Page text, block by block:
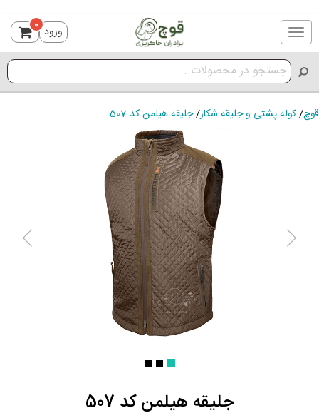
Toggle
navigation
ورود 0
قوچ/کوله پشتی و جلیقه شکار/جلیقه هیلمن کد 507
جلیقه هیلمن کد 507